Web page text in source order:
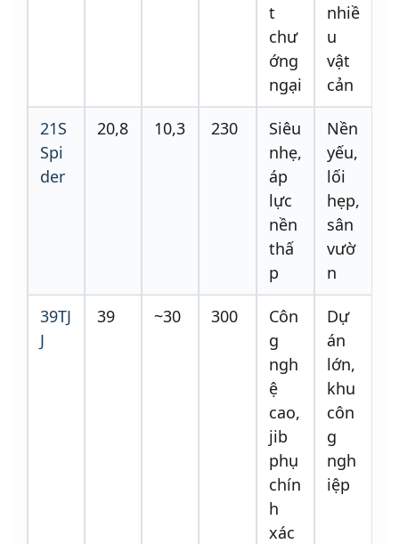
t
chư
ớng
ngại
nhiề
u
vật
cản
21S
Spi
der
20,8 10,3 230
Siêu
nhẹ,
áp
lực
nền
thấ
p
Nền
yếu,
lối
hẹp,
sân
vườ
n
39TJ
J
39 ~30 300
Côn
g
ngh
ệ
cao,
jib
phụ
chín
h
xác
Dự
án
lớn,
khu
côn
g
ngh
iệp